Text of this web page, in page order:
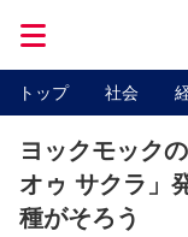
トップ 社会
ヨックモック
オゥ サクラ」
種がそろう